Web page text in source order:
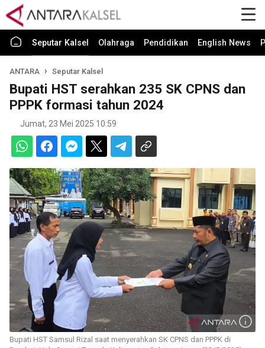
Seputar Kalsel Olahraga Pendidikan English News
ANTARA Seputar Kalsel
Bupati HST serahkan 235 SK CPNS dan
PPPK formasi tahun 2024
Jumat, 23 Mei 2025 10:59
Bupati HST Samsul Rizal saat menyerahkan SK CPNS dan PPPK di